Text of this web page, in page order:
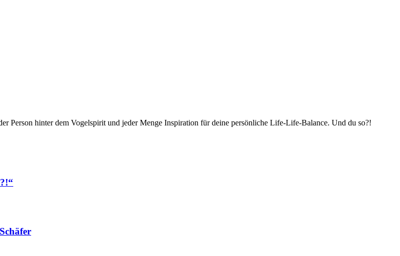
Person hinter dem Vogelspirit und jeder Menge Inspiration für deine persönliche Life-Life-Balance. Und du so?!